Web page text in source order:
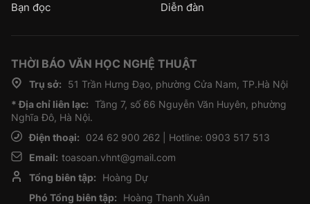
Bạn đọc
Diễn đàn
THỜI BÁO VĂN HỌC NGHỆ THUẬT
Trụ sở:
51 Trần Hưng Đạo, phường Cửa Nam, TP.Hà Nội
* Địa chỉ liên lạc: Tầng 7, số 66 Nguyễn Văn Huyên, phường
Nghĩa Đô, Hà Nội.
Điện thoại:
024 62 900 262 | Hotline: 0903 517 513
Email: toasoan.vhnt@gmail.com
Tổng biên tập:
Hoàng Dự
Phó Tổng biên tập:
Hoàng Thanh Xuân